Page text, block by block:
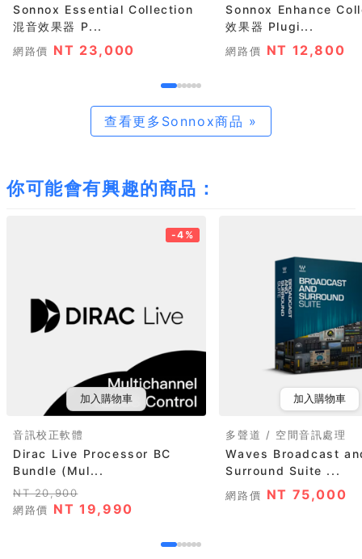
Sonnox Essential Collection
混音效果器 P...
網路價 NT 23,000
Sonnox Enhance
效果器 Plugi...
網路價 NT 12,800
查看更多Sonnox商品 »
你可能會有興趣的商品：
-4%
加入購物車
音訊校正軟體
Dirac Live Processor BC
Bundle (Mul...
NT 20,900
網路價 NT 19,990
加入購物車
多聲道 / 空間音訊處理
Waves Broadcast
Surround Suite ...
網路價 NT 75,000